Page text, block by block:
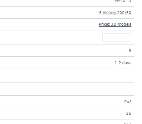
E-Victory 200/50
Prikaz 3D modela
3
1-2 dana
Puž
25